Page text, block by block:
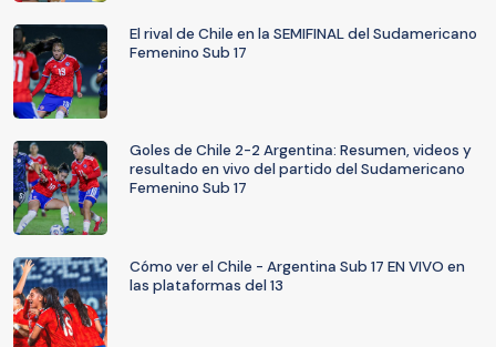
El rival de Chile en la SEMIFINAL del Sudamericano
Femenino Sub 17
Goles de Chile 2-2 Argentina: Resumen, videos y
resultado en vivo del partido del Sudamericano
Femenino Sub 17
Cómo ver el Chile - Argentina Sub 17 EN VIVO en
las plataformas del 13